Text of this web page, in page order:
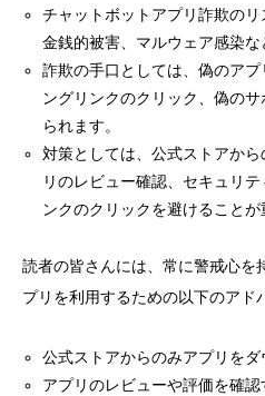
チャットボットアプリ詐欺のリ
金銭的被害、マルウェア感染な
詐欺の手口としては、偽のア
ングリンクのクリック、偽の
られます。
対策としては、公式ストアか
リのレビュー確認、セキュリ
ンクのクリックを避けることが
読者の皆さんには、常に警戒心を
プリを利用するための以下のアド
公式ストアからのみアプリをダ
アプリのレビューや評価を確認